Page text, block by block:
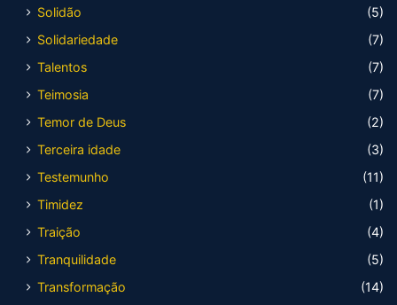
Solidão
(5)
Solidariedade
(7)
Talentos
(7)
Teimosia
(7)
Temor de Deus
(2)
Terceira idade
(3)
Testemunho
(11)
Timidez
(1)
Traição
(4)
Tranquilidade
(5)
Transformação
(14)